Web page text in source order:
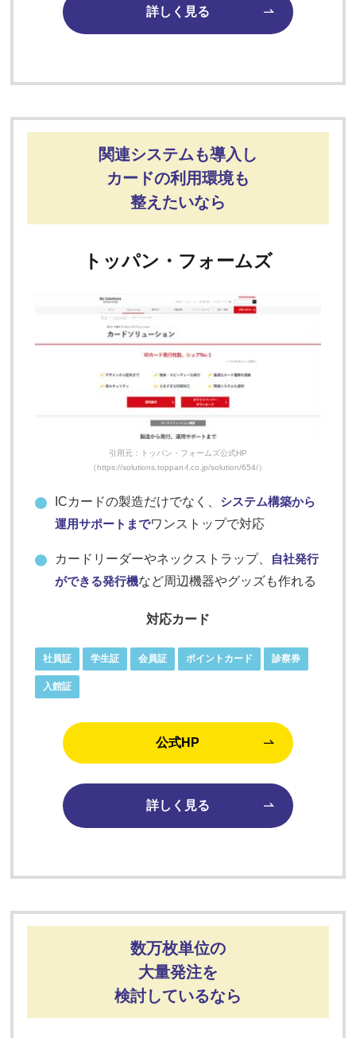
詳しく見る
関連システムも導入し
カードの利用環境も
整えたいなら
トッパン・フォームズ
引用元：トッパン・フォームズ公式HP
（https://solutions.toppan-f.co.jp/solution/654/）
ICカードの製造だけでなく、 システム構築から
運用サポートまでワンストップで対応
カードリーダーやネックストラップ、 自社発行
ができる発行機など周辺機器やグッズも作れる
対応カード
社員証 学生証 会員証 ポイントカード 診察券
入館証
公式HP
詳しく見る
数万枚単位の
大量発注を
検討しているなら